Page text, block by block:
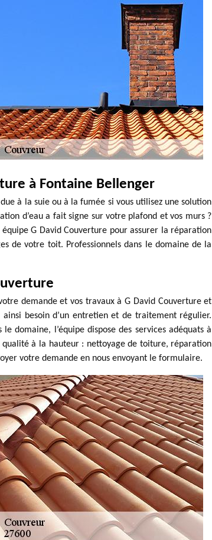
à Fontaine Bellenger
à la suie ou à la fumée si vous utilisez une solution
d’eau a fait signe sur votre plafond et vos murs ?
G David Couverture pour assurer la réparation
de votre toit. Professionnels dans le domaine de la
demande et vos travaux à G David Couverture et
besoin d’un entretien et de traitement régulier.
domaine, l’équipe dispose des services adéquats à
qualité à la hauteur : nettoyage de toiture, réparation
votre demande en nous envoyant le formulaire.